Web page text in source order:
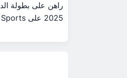
راهن على بطولة
2025 على BC.Game Sports